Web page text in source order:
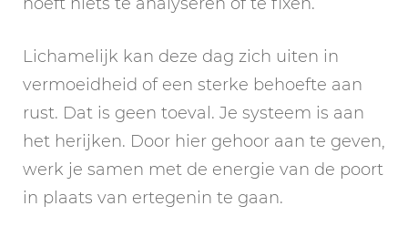
Lichamelijk kan deze dag zich uiten in
vermoeidheid of een sterke behoefte aan
rust. Dat is geen toeval. Je systeem is aan
het herijken. Door hier gehoor aan te geven,
werk je samen met de energie van de poort
in plaats van ertegenin te gaan.